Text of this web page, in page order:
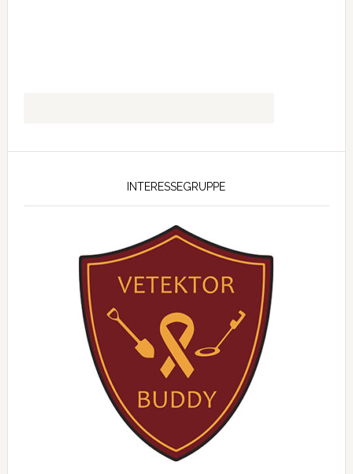
INTERESSEGRUPPE